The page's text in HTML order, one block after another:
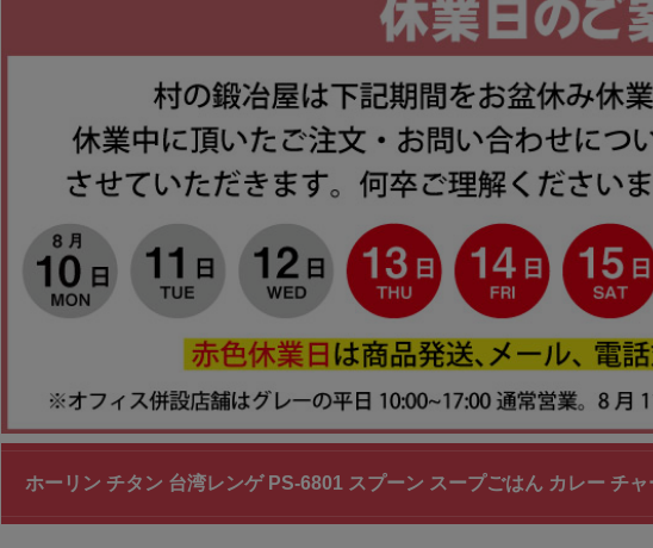
ホーリン チタン 台湾レンゲ PS-6801 スプーン スープごはん カレー チ